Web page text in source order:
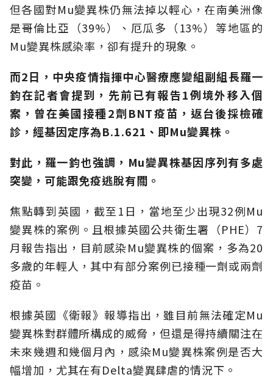
但各國對Mu變異株仍無法掉以輕心，在南美洲像
是哥倫比亞（39%）、厄瓜多（13%）等地區的
Mu變異株感染率，卻有提升的現象。
而2日，中央疫情指揮中心醫療應變組副組長羅一
鈞在記者會提到，先前已有報告1例境外移入個
案，曾在美國接種2劑BNT疫苗，返台後採檢確
診，經基因定序為B.1.621、即Mu變異株。
對此，羅一鈞也強調，Mu變異株基因序列有多處
突變，可能跟免疫逃脫有關。
焦點轉到英國，截至1日，當地至少出現32例Mu
變異株的案例。且根據英國公共衛生署（PHE）7
月報告指出，目前感染Mu變異株的個案，多為20
多歲的年輕人，其中有部分案例已接種一劑或兩劑
疫苗。
根據英國《衛報》報導指出，雖目前無法確定Mu
變異株對群體所構成的威脅，但還是得持續關注在
未來幾週和幾個月內，感染Mu變異株案例是否大
幅增加，尤其在有Delta變異肆虐的情況下。